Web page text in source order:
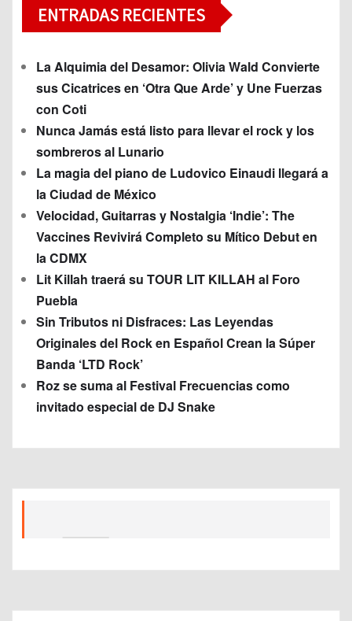
ENTRADAS RECIENTES
La Alquimia del Desamor: Olivia Wald Convierte
sus Cicatrices en ‘Otra Que Arde’ y Une Fuerzas
con Coti
Nunca Jamás está listo para llevar el rock y los
sombreros al Lunario
La magia del piano de Ludovico Einaudi llegará a
la Ciudad de México
Velocidad, Guitarras y Nostalgia ‘Indie’: The
Vaccines Revivirá Completo su Mítico Debut en
la CDMX
Lit Killah traerá su TOUR LIT KILLAH al Foro
Puebla
Sin Tributos ni Disfraces: Las Leyendas
Originales del Rock en Español Crean la Súper
Banda ‘LTD Rock’
Roz se suma al Festival Frecuencias como
invitado especial de DJ Snake